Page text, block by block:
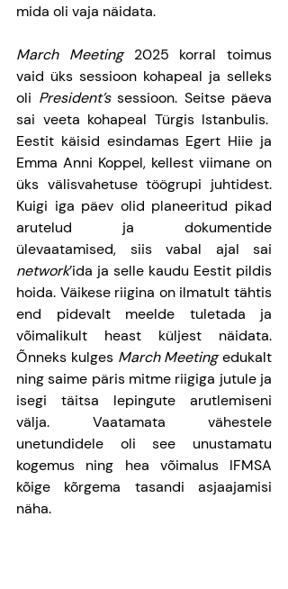
mida oli vaja näidata.
March Meeting 2025 korral toimus
vaid üks sessioon kohapeal ja selleks
oli President’s sessioon. Seitse päeva
sai veeta kohapeal Türgis Istanbulis.
Eestit käisid esindamas Egert Hiie ja
Emma Anni Koppel, kellest viimane on
üks välisvahetuse töögrupi juhtidest.
Kuigi iga päev olid planeeritud pikad
arutelud ja dokumentide
network’ida ja selle kaudu Eestit pildis
hoida. Väikese riigina on ilmatult tähtis
end pidevalt meelde tuletada ja
võimalikult heast küljest näidata.
Õnneks kulges March Meeting edukalt
ning saime päris mitme riigiga jutule ja
isegi täitsa lepingute arutlemiseni
välja. Vaatamata vähestele
unetundidele oli see unustamatu
kogemus ning hea võimalus IFMSA
kõige kõrgema tasandi asjaajamisi
näha.